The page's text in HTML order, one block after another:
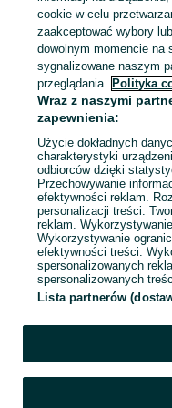
KATEGORIA
ID:869684216
Zadzwoń / SMS
cookie w celu
zaakceptować wybory
dowolnym momencie na
sygnalizowane naszym
przeglądania. Polityka
Wraz z naszymi
zapewnienia:
Użycie dokładnych
charakterystyki
odbiorców dzięki
Przechowywanie
efektywności reklam.
personalizacji treści.
reklam.
Wykorzystywanie
efektywności treści.
spersonalizowanych
spersonalizowanych
Lista partnerów